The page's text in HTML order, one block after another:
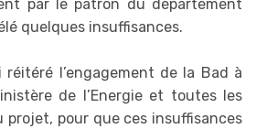
par le patron du département
quelques insuffisances.
réitéré l’engagement de la Bad à
de l’Energie et toutes les
projet, pour que ces insuffisances